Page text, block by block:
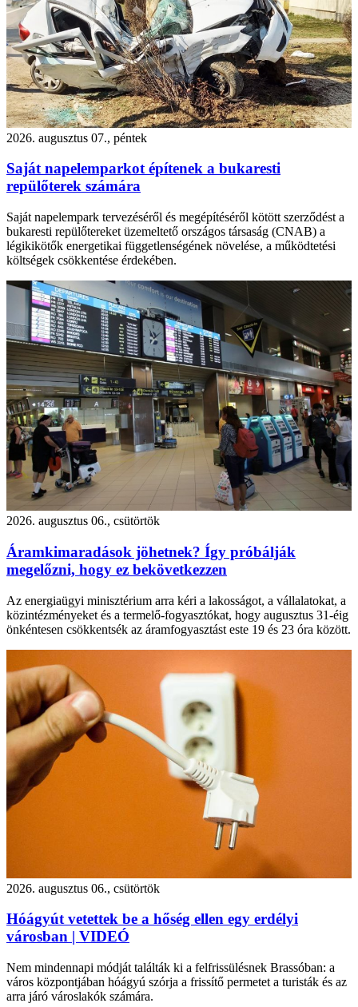
2026. augusztus 07., péntek
Saját napelemparkot építenek a bukaresti
repülőterek számára
Saját napelempark tervezéséről és megépítéséről kötött szerződést a
bukaresti repülőtereket üzemeltető országos társaság (CNAB) a
légikikötők energetikai függetlenségének növelése, a működtetési
költségek csökkentése érdekében.
2026. augusztus 06., csütörtök
Áramkimaradások jöhetnek? Így próbálják
megelőzni, hogy ez bekövetkezzen
Az energiaügyi minisztérium arra kéri a lakosságot, a vállalatokat, a
közintézményeket és a termelő-fogyasztókat, hogy augusztus 31-éig
önkéntesen csökkentsék az áramfogyasztást este 19 és 23 óra között.
2026. augusztus 06., csütörtök
Hóágyút vetettek be a hőség ellen egy erdélyi
városban | VIDEÓ
Nem mindennapi módját találták ki a felfrissülésnek Brassóban: a
város központjában hóágyú szórja a frissítő permetet a turisták és az
arra járó városlakók számára.